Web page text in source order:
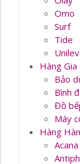
Omo
Surf
Tide
Hàng
Bảo
Bình
Đồ
Máy
Hàng
Acana